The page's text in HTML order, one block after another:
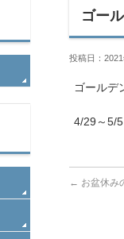
ゴー
投稿日：
ゴールデ
4/29～5/
← お盆休